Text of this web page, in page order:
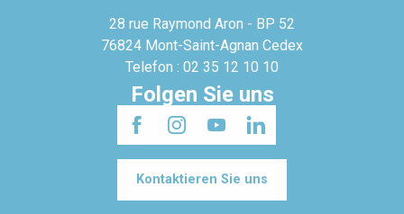
28 rue Raymond Aron - BP 52
76824 Mont-Saint-Agnan Cedex
Telefon : 02 35 12 10 10
Folgen Sie uns
Kontaktieren Sie uns